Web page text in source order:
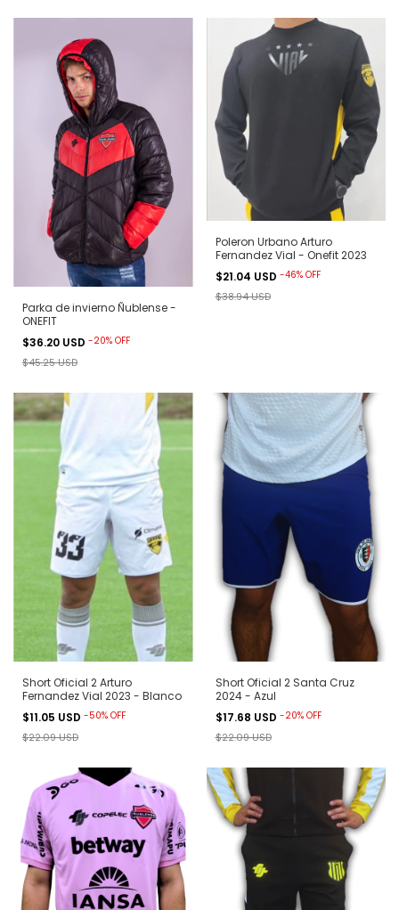
Parka de invierno Ñublense -
ONEFIT
$36.20 USD -20% OFF
$45.25 USD
Poleron Urbano Arturo
Fernandez Vial - Onefit 2023
$21.04 USD -46% OFF
$38.94 USD
Short Oficial 2 Arturo
Fernandez Vial 2023 - Blanco
$11.05 USD -50% OFF
$22.09 USD
Short Oficial 2 Santa Cruz
2024 - Azul
$17.68 USD -20% OFF
$22.09 USD